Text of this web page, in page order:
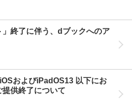
」終了に伴う、dブックへのア
およびiPadOS13 以下にお
供終了について